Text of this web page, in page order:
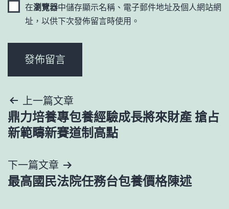
在瀏覽器中儲存顯示名稱、電子郵件地址及個人網站網
址，以供下次發佈留言時使用。
文
章
覽
上一篇文章
鼎力培養專包養經驗成長將來財產 搶占
新範疇新賽道制高點
下一篇文章
最高國民法院任務台包養價格陳述